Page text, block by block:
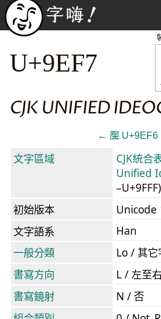
U+9EF7
CJK UNIFIED
← 黶 U+9EF6
文字區域
CJK統合
Unified
–U+9FFF)
初始版本
Unicode
文字語系
Han
一般分類
Lo / 其
書寫方向
L / 左至
書寫鏡射
N / 否